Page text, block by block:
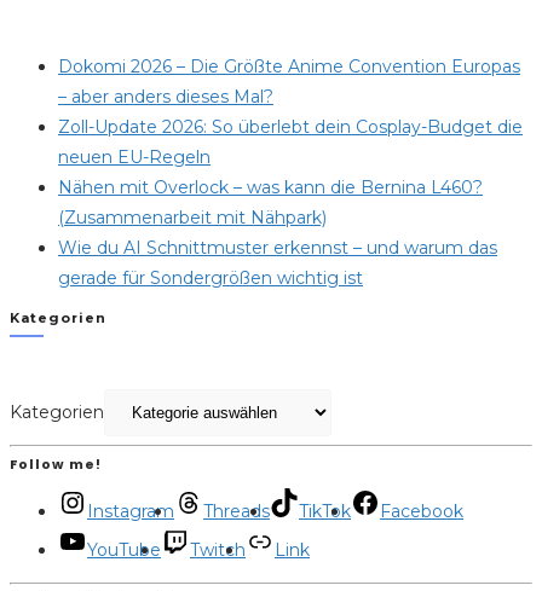
Dokomi 2026 – Die Größte Anime Convention Europas
– aber anders dieses Mal?
Zoll-Update 2026: So überlebt dein Cosplay-Budget die
neuen EU-Regeln
Nähen mit Overlock – was kann die Bernina L460?
(Zusammenarbeit mit Nähpark)
Wie du AI Schnittmuster erkennst – und warum das
gerade für Sondergrößen wichtig ist
Kategorien
Kategorien
Follow me!
Instagram Threads TikTok
Facebook
YouTube
Twitch Link